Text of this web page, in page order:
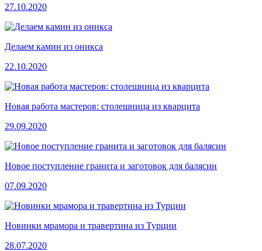
27.10.2020
Делаем камин из оникса
22.10.2020
Новая работа мастеров: столешница из кварцита
29.09.2020
Новое поступление гранита и заготовок для балясин
07.09.2020
Новинки мрамора и травертина из Турции
28.07.2020